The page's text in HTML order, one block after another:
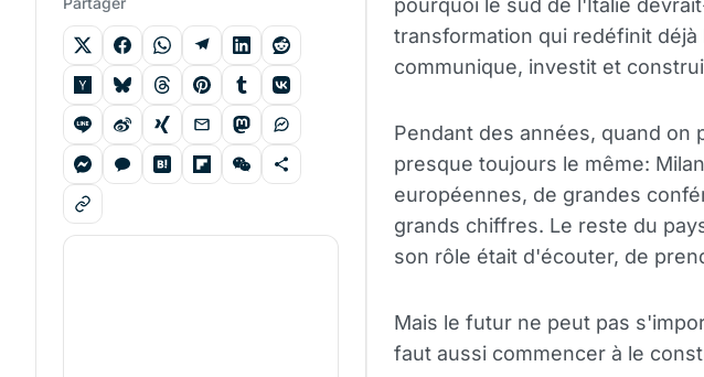
pourquoi le sud de l'Italie
transformation qui redéfinit
communique, investit et
Pendant des années, quand on
presque toujours le même:
européennes, de grandes
grands chiffres. Le reste du
son rôle était d'écouter, de
Mais le futur ne peut pas
faut aussi commencer à le